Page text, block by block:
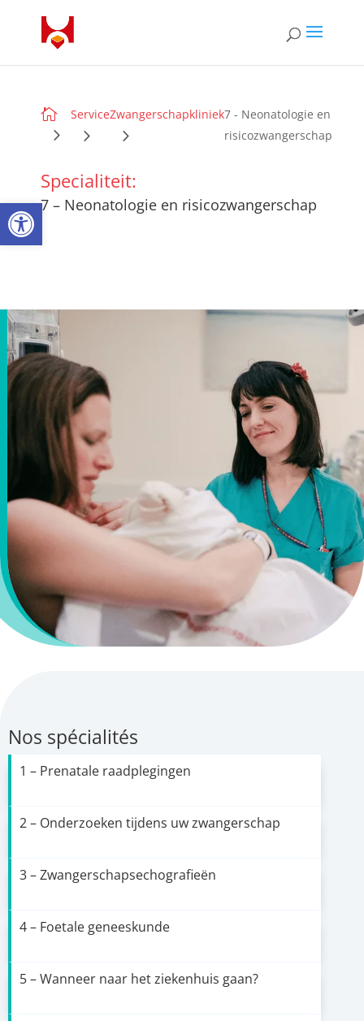
Open toolbar
 ServiceZwangerschapkliniek7 - Neonatologie en
risicozwangerschap
Specialiteit:
7 – Neonatologie en risicozwangerschap
Nos spécialités
1 – Prenatale raadplegingen
2 – Onderzoeken tijdens uw zwangerschap
3 – Zwangerschapsechografieën
4 – Foetale geneeskunde
5 – Wanneer naar het ziekenhuis gaan?